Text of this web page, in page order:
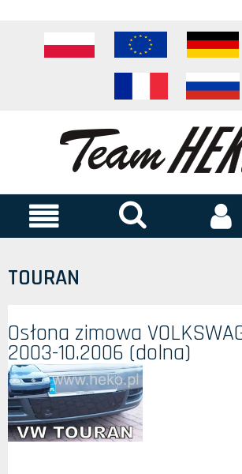
TOURAN
Osłona zimowa
2003-10.2006 (dolna)